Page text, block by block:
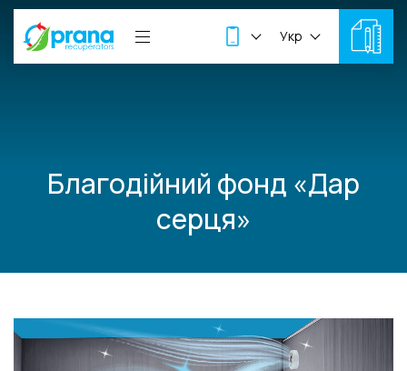
Укр
Благодійний фонд «Дар
серця»